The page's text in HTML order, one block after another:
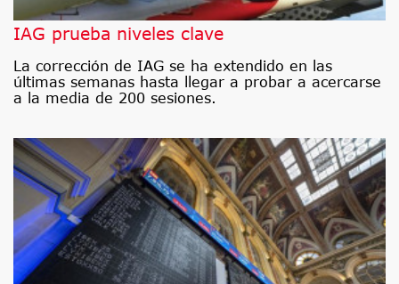
IAG prueba niveles clave
La corrección de IAG se ha extendido en las
últimas semanas hasta llegar a probar a acercarse
a la media de 200 sesiones.